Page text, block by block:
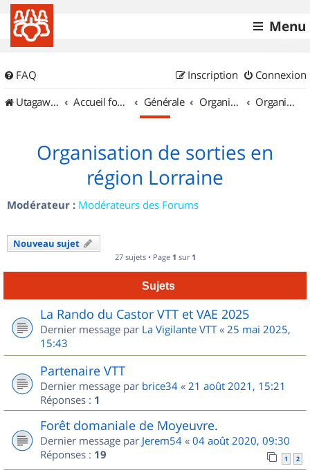
Menu
FAQ Connexion
Inscription
UtagawaVTT (Randos VTT et VTTAE avec traces GPS)
Accueil forum Générale Organisation de sorties & Recherche de partenaires Organisation de sorties en région Lorraine
Organisation de sorties en
région Lorraine
Modérateur : Modérateurs des Forums
Nouveau sujet
27 sujets • Page 1 sur 1
Sujets
La Rando du Castor VTT et VAE 2025
Dernier message par La Vigilante VTT« 25 mai 2025,
15:43
Partenaire VTT
Dernier message par brice34 « 21 août 2021, 15:21
Réponses : 1
Forêt domaniale de Moyeuvre.
Dernier message par Jerem54 « 04 août 2020, 09:30
Réponses : 19 1 2